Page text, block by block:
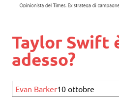
Taylor Swift
adesso?
Evan Barker10 ottobre